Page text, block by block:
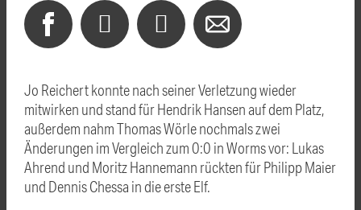
Jo Reichert konnte nach seiner Verletzung wieder
mitwirken und stand für Hendrik Hansen auf dem Platz,
außerdem nahm Thomas Wörle nochmals zwei
Änderungen im Vergleich zum 0:0 in Worms vor: Lukas
Ahrend und Moritz Hannemann rückten für Philipp Maier
und Dennis Chessa in die erste Elf.